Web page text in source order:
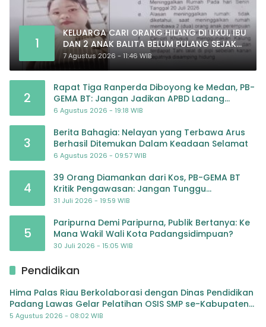
1
KELUARGA CARI ORANG HILANG DI UKUI, IBU
DAN 2 ANAK BALITA BELUM PULANG SEJAK
20 JULI 2026
7 Agustus 2026 - 11:46 WIB
2
Rapat Tiga Ranperda Diboyong ke Medan, PB-
GEMA BT: Jangan Jadikan APBD Ladang
Pembiayaan yang Tak Perlu
6 Agustus 2026 - 19:18 WIB
3
Berita Bahagia: Nelayan yang Terbawa Arus
Berhasil Ditemukan Dalam Keadaan Selamat
6 Agustus 2026 - 09:57 WIB
4
39 Orang Diamankan dari Kos, PB-GEMA BT
Kritik Pengawasan: Jangan Tunggu
Masyarakat Bergerak Baru Negara Bertindak
31 Juli 2026 - 19:59 WIB
5
Paripurna Demi Paripurna, Publik Bertanya: Ke
Mana Wakil Wali Kota Padangsidimpuan?
30 Juli 2026 - 15:05 WIB
Pendidikan
Hima Palas Riau Berkolaborasi dengan Dinas Pendidikan
Padang Lawas Gelar Pelatihan OSIS SMP se-Kabupaten
Padang Lawas
5 Agustus 2026 - 08:02 WIB